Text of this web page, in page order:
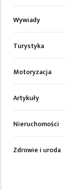
Wywiady
Turystyka
Motoryzacja
Artykuły
Nieruchomości
Zdrowie i uroda